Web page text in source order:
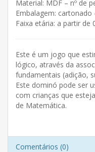
Material: MDF – nº de
Embalagem: cartonado
Faixa etária: a partir de
Este é um jogo que
lógico, através da
fundamentais (adição,
Este dominó pode ser
com crianças que
de Matemática.
Comentários (0)